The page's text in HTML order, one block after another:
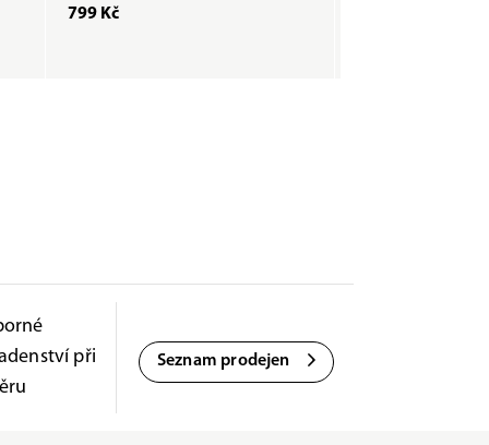
799 Kč
při
Seznam prodejen